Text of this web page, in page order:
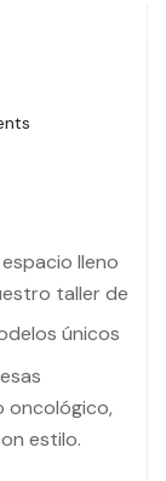
lleno
taller de
únicos
oncológico,
estilo.